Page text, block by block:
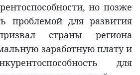
но позже
проблемой для развития
страны региона
заработную плату и
для